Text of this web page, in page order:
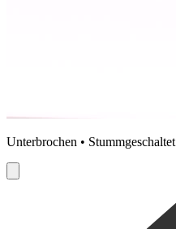
Unterbrochen • Stummgeschaltet